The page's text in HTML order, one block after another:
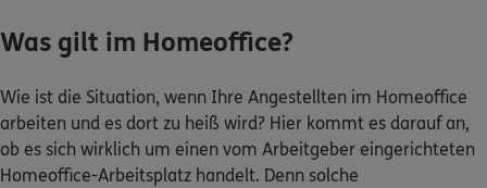
Was gilt im Homeoffice?
Wie ist die Situation, wenn Ihre Angestellten im Homeoffice
arbeiten und es dort zu heiß wird? Hier kommt es darauf an,
ob es sich wirklich um einen vom Arbeitgeber eingerichteten
Homeoffice-Arbeitsplatz handelt. Denn solche